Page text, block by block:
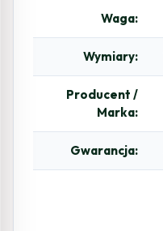
Waga:
Wymiary:
Producent /
Marka:
Gwarancja: